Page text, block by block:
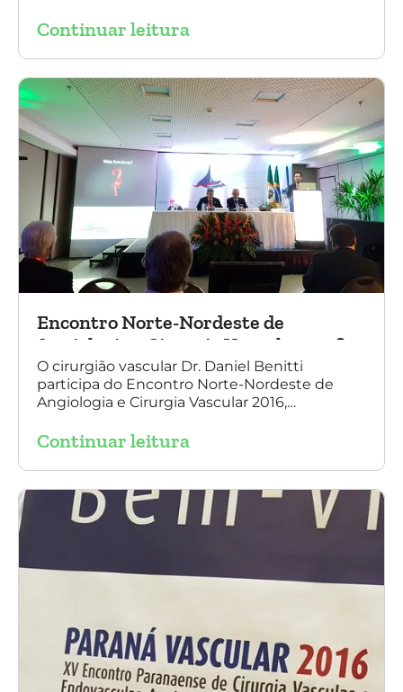
experiência nacional e mundial com esta
Daniel Benitti e à direita Dr. Carlos Alberto
Fernandes Costa)
Continuar leitura
Encontro Norte-Nordeste de
Angiologia e Cirurgia Vascular 2016
O cirurgião vascular Dr. Daniel Benitti
participa do Encontro Norte-Nordeste de
Angiologia e Cirurgia Vascular 2016,
aneurisma da Aorta.
Continuar leitura